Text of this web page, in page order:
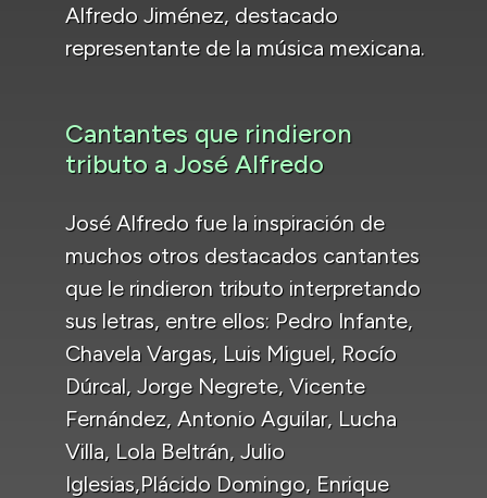
Alfredo Jiménez, destacado
representante de la música mexicana.
Cantantes que rindieron
tributo a José Alfredo
José Alfredo fue la inspiración de
muchos otros destacados cantantes
que le rindieron tributo interpretando
sus letras, entre ellos: Pedro Infante,
Chavela Vargas, Luis Miguel, Rocío
Dúrcal, Jorge Negrete, Vicente
Fernández, Antonio Aguilar, Lucha
Villa, Lola Beltrán, Julio
Iglesias,Plácido Domingo, Enrique